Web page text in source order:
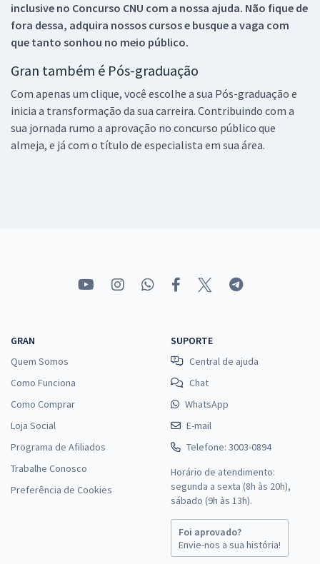
inclusive no Concurso CNU com a nossa ajuda. Não fique de
fora dessa, adquira nossos cursos e busque a vaga com
que tanto sonhou no meio público.
Gran também é Pós-graduação
Com apenas um clique, você escolhe a sua Pós-graduação e
inicia a transformação da sua carreira. Contribuindo com a
sua jornada rumo a aprovação no concurso público que
almeja, e já com o título de especialista em sua área.
GRAN
Quem Somos
Como Funciona
Como Comprar
Loja Social
Programa de Afiliados
Trabalhe Conosco
Preferência de Cookies
SUPORTE
Central de ajuda
Chat
WhatsApp
E-mail
Telefone: 3003-0894
Horário de atendimento:
segunda a sexta (8h às 20h),
sábado (9h às 13h).
Foi aprovado?
Envie-nos a sua história!